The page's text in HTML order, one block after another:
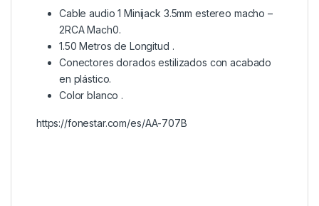
Cable audio 1 Minijack 3.5mm estereo macho –
2RCA Mach0.
1.50 Metros de Longitud .
Conectores dorados estilizados con acabado
en plástico.
Color blanco .
https://fonestar.com/es/AA-707B